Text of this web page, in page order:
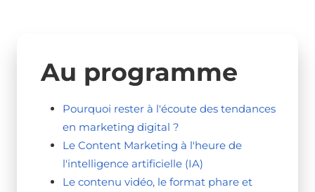
Au programme
Pourquoi rester à l'écoute des tendances
en marketing digital ?
Le Content Marketing à l'heure de
l'intelligence artificielle (IA)
Le contenu vidéo, le format phare et